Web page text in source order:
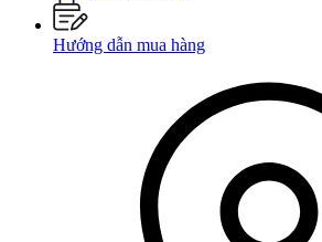
Hướng dẫn mua hàng